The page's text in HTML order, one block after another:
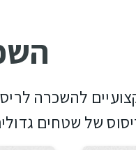
להשכרה
של שטחים